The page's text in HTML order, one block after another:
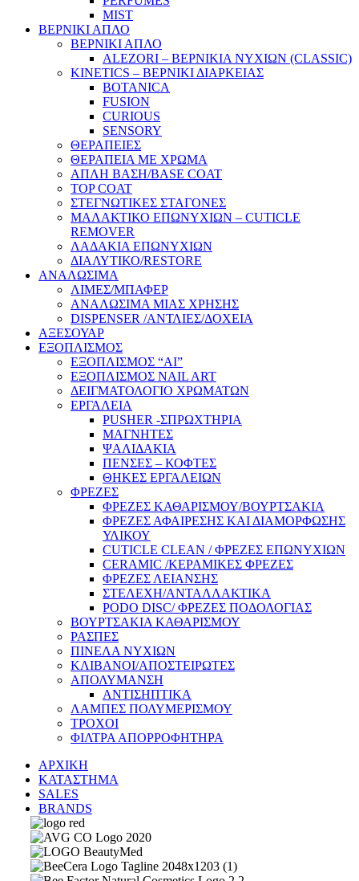
MIST
ΒΕΡΝΙΚΙ ΑΠΛΟ
ΒΕΡΝΙΚΙ ΑΠΛΟ
ALEZORI – ΒΕΡΝΙΚΙΑ ΝΥΧΙΩΝ (CLASSIC)
KINETICS – ΒΕΡΝΙΚΙ ΔΙΑΡΚΕΙΑΣ
BOTANICA
FUSION
CURIOUS
SENSORY
ΘΕΡΑΠΕΙΕΣ
ΘΕΡΑΠΕΙΑ ΜΕ ΧΡΩΜΑ
ΑΠΛΗ ΒΑΣΗ/BASE COAT
TOP COAT
ΣΤΕΓΝΩΤΙΚΕΣ ΣΤΑΓΟΝΕΣ
ΜΑΛΑΚΤΙΚΟ ΕΠΩΝΥΧΙΩΝ – CUTICLE
REMOVER
ΛΑΔΑΚΙΑ ΕΠΩΝΥΧΙΩΝ
ΔΙΑΛΥΤΙΚΟ/RESTORE
ΑΝΑΛΩΣΙΜΑ
ΛΙΜΕΣ/ΜΠΑΦΕΡ
ΑΝΑΛΩΣΙΜΑ ΜΙΑΣ ΧΡΗΣΗΣ
DISPENSER /ΑΝΤΛΙΕΣ/ΔΟΧΕΙΑ
ΑΞΕΣΟΥΑΡ
ΕΞΟΠΛΙΣΜΟΣ
ΕΞΟΠΛΙΣΜΟΣ “AI”
ΕΞΟΠΛΙΣΜΟΣ NAIL ART
ΔΕΙΓΜΑΤΟΛΟΓΙΟ ΧΡΩΜΑΤΩΝ
ΕΡΓΑΛΕΙΑ
PUSHER -ΣΠΡΩΧΤΗΡΙΑ
ΜΑΓΝΗΤΕΣ
ΨΑΛΙΔΑΚΙΑ
ΠΕΝΣΕΣ – ΚΟΦΤΕΣ
ΘΗΚΕΣ ΕΡΓΑΛΕΙΩΝ
ΦΡΕΖΕΣ
ΦΡΕΖΕΣ ΚΑΘΑΡΙΣΜΟΥ/ΒΟΥΡΤΣΑΚΙΑ
ΦΡΕΖΕΣ ΑΦΑΙΡΕΣΗΣ ΚΑΙ ΔΙΑΜΟΡΦΩΣΗΣ
ΥΛΙΚΟΥ
CUTICLE CLEAN / ΦΡΕΖΕΣ ΕΠΩΝΥΧΙΩΝ
CERAMIC /ΚΕΡΑΜΙΚΕΣ ΦΡΕΖΕΣ
ΦΡΕΖΕΣ ΛΕΙΑΝΣΗΣ
ΣΤΕΛΕΧΗ/ΑΝΤΑΛΛΑΚΤΙΚΑ
PODO DISC/ ΦΡΕΖΕΣ ΠΟΔΟΛΟΓΙΑΣ
ΒΟΥΡΤΣΑΚΙΑ ΚΑΘΑΡΙΣΜΟΥ
ΡΑΣΠΕΣ
ΠΙΝΕΛΑ ΝΥΧΙΩΝ
ΚΛΙΒΑΝΟΙ/ΑΠΟΣΤΕΙΡΩΤΕΣ
ΑΠΟΛΥΜΑΝΣΗ
ΑΝΤΙΣΗΠΤΙΚΑ
ΛΑΜΠΕΣ ΠΟΛΥΜΕΡΙΣΜΟΥ
ΤΡΟΧΟΙ
ΦΙΛΤΡΑ ΑΠΟΡΡΟΦΗΤΗΡΑ
ΑΡΧΙΚΗ
ΚΑΤΑΣΤΗΜΑ
SALES
BRANDS